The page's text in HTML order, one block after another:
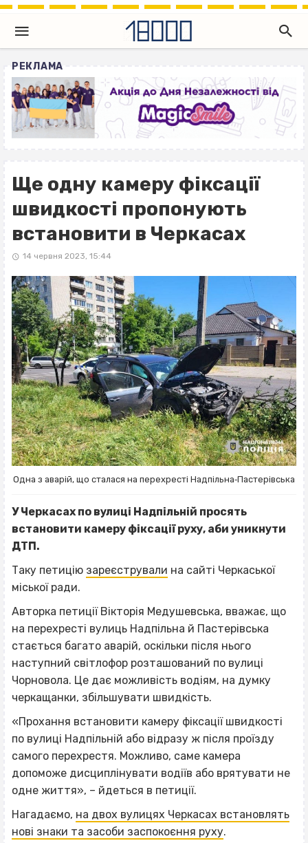
РЕКЛАМА
Ще одну камеру фіксації
швидкості пропонують
встановити в Черкасах
14 червня 2023, 15:44
Одна з аварій, що сталася на перехресті Надпільна‐Пастерівська
У Черкасах по вулиці Надпільній просять
встановити камеру фіксації руху, аби уникнути
ДТП.
Таку петицію зареєстрували на сайті Черкаської
міської ради.
Авторка петиції Вікторія Медушевська, вважає, що
на перехресті вулиць Надпільна й Пастерівська
стається багато аварій, оскільки після нього
наступний світлофор розташований по вулиці
Чорновола. Це дає можливість водіям, на думку
черкащанки, збільшувати швидкість.
«Прохання встановити камеру фіксації швидкості
по вулиці Надпільній або відразу ж після проїзду
самого перехрестя. Можливо, саме камера
допоможе дисциплінувати водіїв або врятувати не
одне життя», – йдеться в петиції.
Нагадаємо, на двох вулицях Черкасах встановлять
нові знаки та засоби заспокоєння руху.